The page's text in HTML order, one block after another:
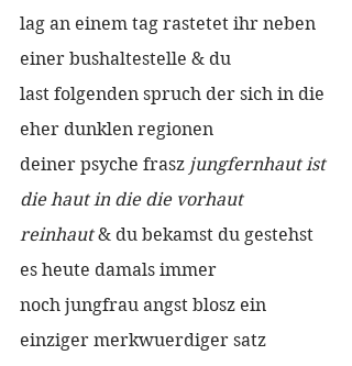
lag an einem tag rastetet ihr neben
einer bushaltestelle & du
last folgenden spruch der sich in die
eher dunklen regionen
deiner psyche frasz jungfernhaut ist
die haut in die die vorhaut
reinhaut & du bekamst du gestehst
es heute damals immer
noch jungfrau angst blosz ein
einziger merkwuerdiger satz